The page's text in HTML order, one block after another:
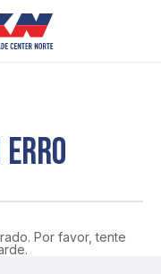
Por favor, tente